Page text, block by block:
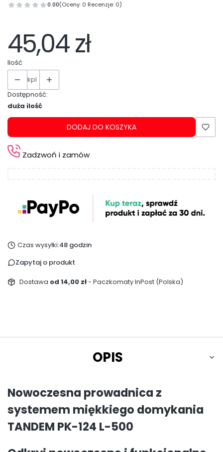
0.00(Oceny: 0 Recenzje: 0)
45,04 zł
Ilość
kpl
Dostępność:
duża ilość
DODAJ DO KOSZYKA
Zadzwoń i zamów
Czas wysyłki:48 godzin
Zapytaj o produkt
Dostawa od 14,00 zł- Paczkomaty InPost (Polska)
OPIS
Nowoczesna prowadnica z
systemem miękkiego domykania
TANDEM PK-124 L-500